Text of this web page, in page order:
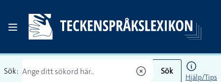
Sök: Sök
Hjälp/Tips